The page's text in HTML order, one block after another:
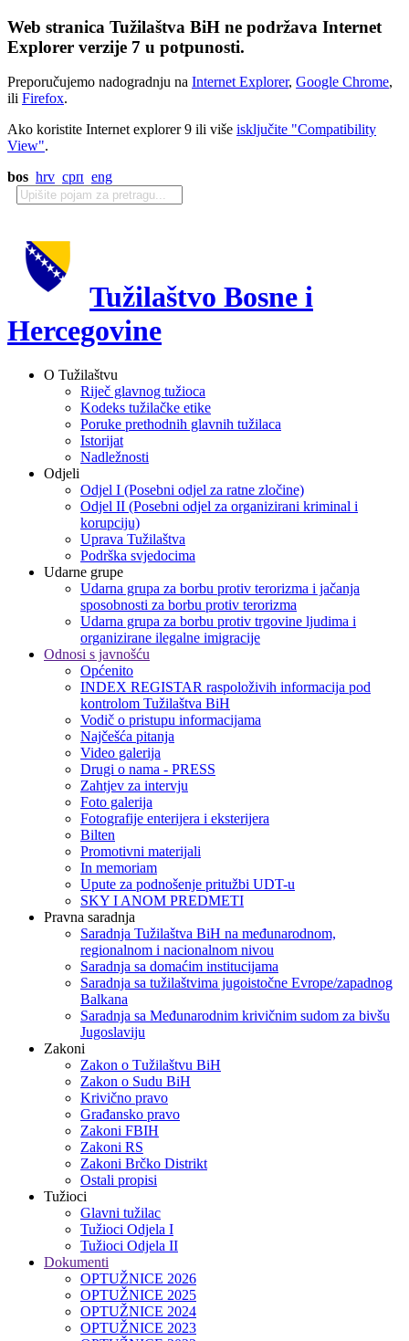
Web stranica Tužilaštva BiH ne podržava Internet
Explorer verzije 7 u potpunosti.
Preporučujemo nadogradnju na Internet Explorer, Google Chrome,
ili Firefox.
Ako koristite Internet explorer 9 ili više isključite "Compatibility
View".
bos hrv срп eng
Tužilaštvo Bosne i
Hercegovine
O Tužilaštvu
Riječ glavnog tužioca
Kodeks tužilačke etike
Poruke prethodnih glavnih tužilaca
Istorijat
Nadležnosti
Odjeli
Odjel I (Posebni odjel za ratne zločine)
Odjel II (Posebni odjel za organizirani kriminal i
korupciju)
Uprava Tužilaštva
Podrška svjedocima
Udarne grupe
Udarna grupa za borbu protiv terorizma i jačanja
sposobnosti za borbu protiv terorizma
Udarna grupa za borbu protiv trgovine ljudima i
organizirane ilegalne imigracije
Odnosi s javnošću
Općenito
INDEX REGISTAR raspoloživih informacija pod
kontrolom Tužilaštva BiH
Vodič o pristupu informacijama
Najčešća pitanja
Video galerija
Drugi o nama - PRESS
Zahtjev za intervju
Foto galerija
Fotografije enterijera i eksterijera
Bilten
Promotivni materijali
In memoriam
Upute za podnošenje pritužbi UDT-u
SKY I ANOM PREDMETI
Pravna saradnja
Saradnja Tužilaštva BiH na međunarodnom,
regionalnom i nacionalnom nivou
Saradnja sa domaćim institucijama
Saradnja sa tužilaštvima jugoistočne Evrope/zapadnog
Balkana
Saradnja sa Međunarodnim krivičnim sudom za bivšu
Jugoslaviju
Zakoni
Zakon o Тužilaštvu BiH
Zakon o Sudu BiH
Krivično pravo
Građansko pravo
Zakoni FBIH
Zakoni RS
Zakoni Brčko Distrikt
Ostali propisi
Tužioci
Glavni tužilac
Tužioci Odjela I
Tužioci Odjela II
Dokumenti
OPTUŽNICE 2026
OPTUŽNICE 2025
OPTUŽNICE 2024
OPTUŽNICE 2023